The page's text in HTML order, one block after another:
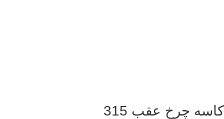
کاسه چرخ عقب 315